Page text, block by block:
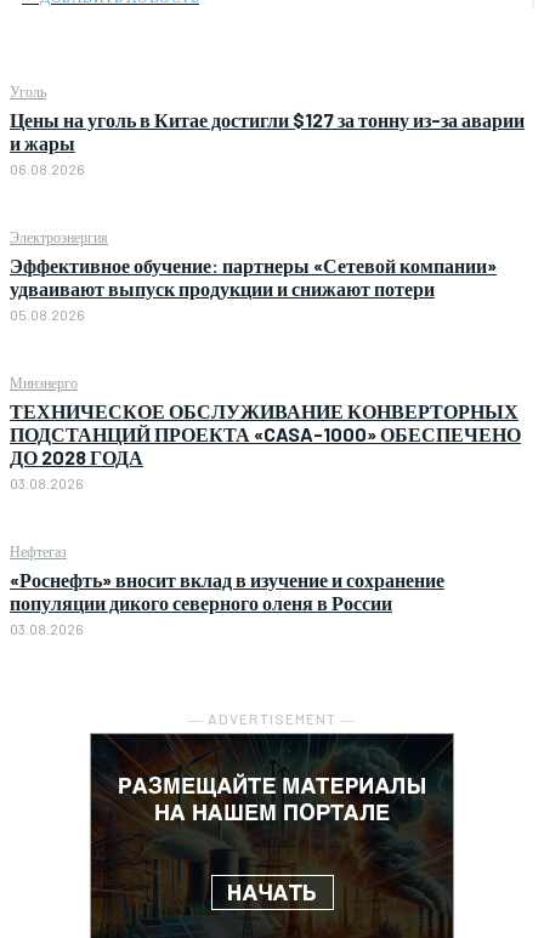
Уголь
Цены на уголь в Китае достигли $127 за тонну из-за аварии
и жары
06.08.2026
Электроэнергия
Эффективное обучение: партнеры «Сетевой компании»
удваивают выпуск продукции и снижают потери
05.08.2026
Минэнерго
ТЕХНИЧЕСКОЕ ОБСЛУЖИВАНИЕ КОНВЕРТОРНЫХ
ПОДСТАНЦИЙ ПРОЕКТА «CASA-1000» ОБЕСПЕЧЕНО
ДО 2028 ГОДА
03.08.2026
Нефтегаз
«Роснефть» вносит вклад в изучение и сохранение
популяции дикого северного оленя в России
03.08.2026
― ADVERTISEMENT ―